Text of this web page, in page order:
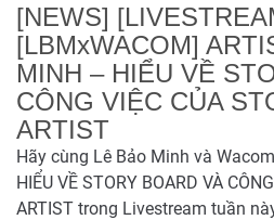
[NEWS]
[LBMxWACOM]
MINH – HIỂU VỀ
CÔNG VIỆC CỦA
ARTIST
Hãy cùng Lê Bảo Minh và
HIỂU VỀ STORY BOARD VÀ
ARTIST trong Livestream tuần